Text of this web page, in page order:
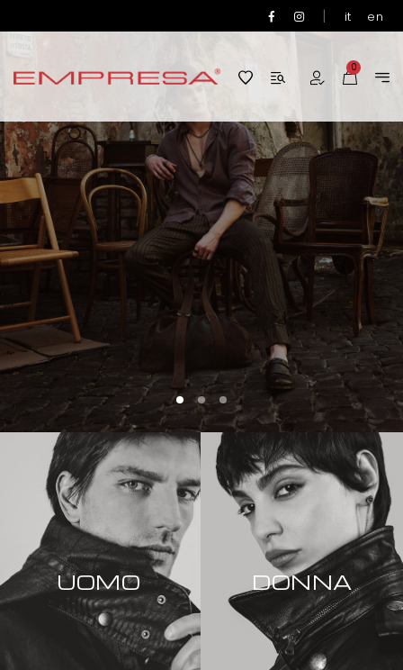
| it en
0
UOMO DONNA